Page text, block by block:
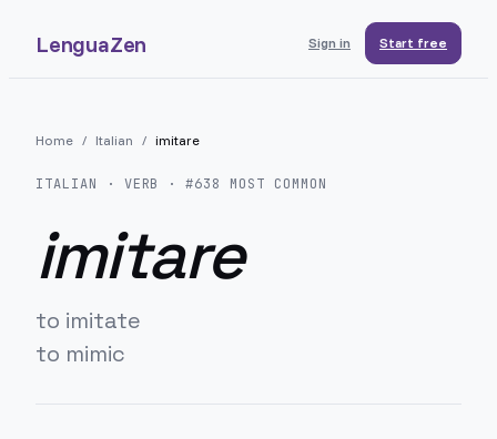
LenguaZen Sign in Start free
Home / Italian / imitare
ITALIAN · VERB · #638 MOST COMMON
imitare
to imitate
to mimic